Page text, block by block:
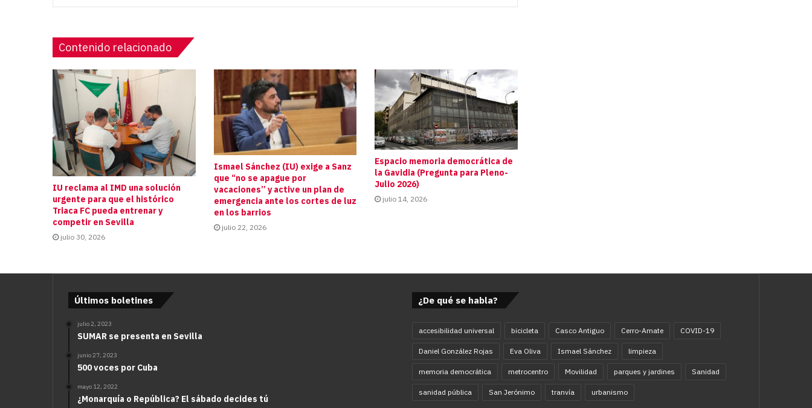
arriba/abajo
disminuir
el
volumen.
Contenido relacionado
IU reclama al IMD una solución
urgente para que el histórico
Triaca FC pueda entrenar y
competir en Sevilla
julio 30, 2026
Ismael Sánchez (IU) exige a Sanz
que “no se apague por
vacaciones” y active un plan de
emergencia ante los cortes de luz
en los barrios
julio 22, 2026
Espacio memoria democrática de
la Gavidia (Pregunta para Pleno-
Julio 2026)
julio 14, 2026
Últimos boletines
julio 2, 2023
SUMAR se presenta en Sevilla
junio 27, 2023
500 voces por Cuba
mayo 12, 2022
¿Monarquía o República? El sábado decides tú
¿De qué se habla?
accesibilidad universal bicicleta Casco Antiguo Cerro-Amate COVID-19
Daniel González Rojas Eva Oliva Ismael Sánchez limpieza
memoria democrática metrocentro Movilidad parques y jardines Sanidad
sanidad pública San Jerónimo tranvía urbanismo